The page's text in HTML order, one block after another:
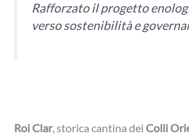
Rafforzato il progetto
verso sostenibilità e
Roi Clar, storica cantina dei Colli